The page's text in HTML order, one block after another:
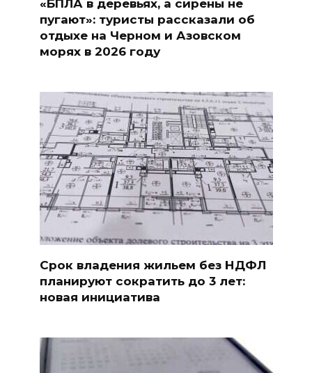
«БПЛА в деревьях, а сирены не
пугают»: туристы рассказали об
отдыхе на Черном и Азовском
морях в 2026 году
Срок владения жильем без НДФЛ
планируют сократить до 3 лет:
новая инициатива